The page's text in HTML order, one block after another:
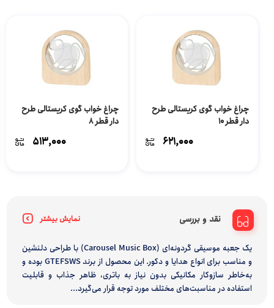
چراغ خواب گوی کریستالی طرح
دار قطر 10
621,000
چراغ خواب گوی کریستالی طرح
دار قطر 8
513,000
نقد و بررسی نمایش بیشتر
یک جعبه موسیقی گردونه‌ای (Carousel Music Box) با طراحی دلنشین
و مناسب برای انواع هدایا و دکور. این محصول از برند GTEFSWS بوده و
به‌خاطر سازوکار مکانیکی بدون نیاز به باتری، ظاهر جذاب و قابلیت
استفاده در مناسبت‌های مختلف مورد توجه قرار می‌گیرد...